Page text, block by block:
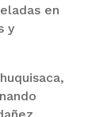
en
y